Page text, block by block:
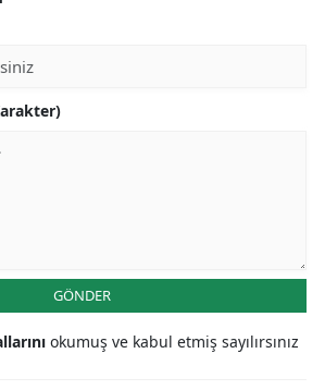
GÖNDER
okumuş ve kabul etmiş sayılırsınız